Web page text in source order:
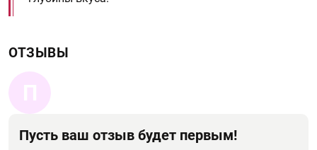
ОТЗЫВЫ
П
Пусть ваш отзыв будет первым!